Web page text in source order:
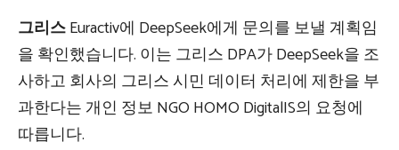
그리스Euractiv에 DeepSeek에게 문의를 보낼 계획임
을 확인했습니다. 이는 그리스 DPA가 DeepSeek을 조
사하고 회사의 그리스 시민 데이터 처리에 제한을 부
과한다는 개인 정보 NGO HOMO DigitalIS의 요청에
따릅니다.